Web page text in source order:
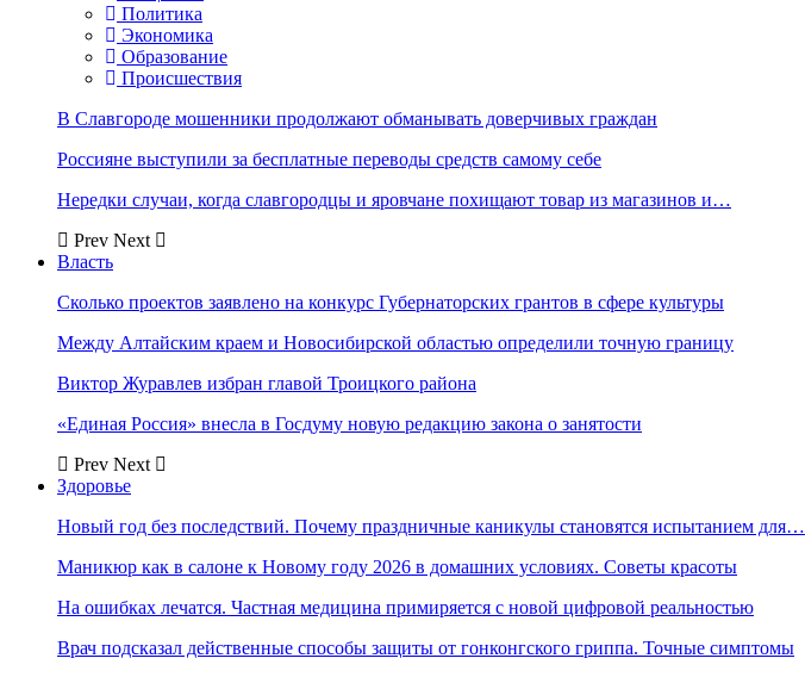
Политика
Экономика
Образование
Происшествия
В Славгороде мошенники продолжают обманывать доверчивых граждан
Россияне выступили за бесплатные переводы средств самому себе
Нередки случаи, когда славгородцы и яровчане похищают товар из магазинов и…
Prev Next
Власть
Сколько проектов заявлено на конкурс Губернаторских грантов в сфере культуры
Между Алтайским краем и Новосибирской областью определили точную границу
Виктор Журавлев избран главой Троицкого района
«Единая Россия» внесла в Госдуму новую редакцию закона о занятости
Prev Next
Здоровье
Новый год без последствий. Почему праздничные каникулы становятся испытанием для…
Маникюр как в салоне к Новому году 2026 в домашних условиях. Советы красоты
На ошибках лечатся. Частная медицина примиряется с новой цифровой реальностью
Врач подсказал действенные способы защиты от гонконгского гриппа. Точные симптомы